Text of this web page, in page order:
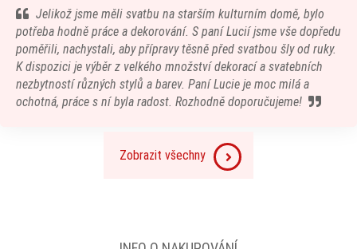
Jelikož jsme měli svatbu na starším kulturním domě, bylo
potřeba hodně práce a dekorování. S paní Lucií jsme vše dopředu
poměřili, nachystali, aby přípravy těsně před svatbou šly od ruky.
K dispozici je výběr z velkého množství dekorací a svatebních
nezbytností různých stylů a barev. Paní Lucie je moc milá a
ochotná, práce s ní byla radost. Rozhodně doporučujeme!
Zobrazit všechny